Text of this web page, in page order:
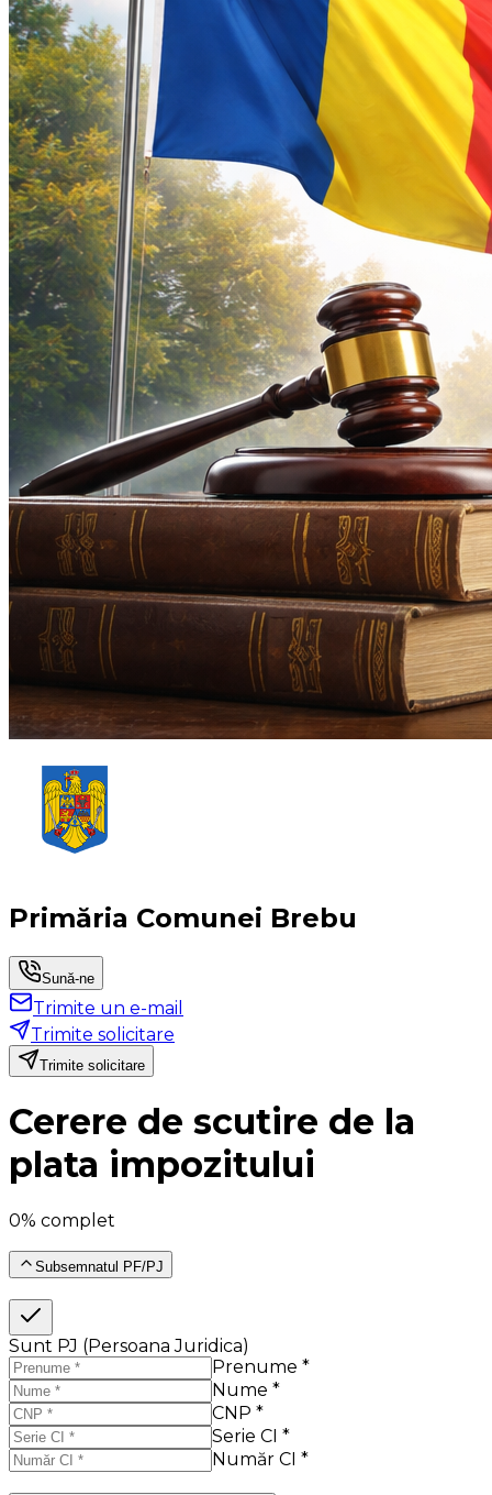
Primăria Comunei Brebu
Sună-ne
Trimite un e-mail
Trimite solicitare
Trimite solicitare
Cerere de scutire de la
plata impozitului
0% complet
Subsemnatul PF/PJ
Sunt PJ (Persoana Juridica)
Prenume *
Nume *
CNP *
Serie CI *
Număr CI *